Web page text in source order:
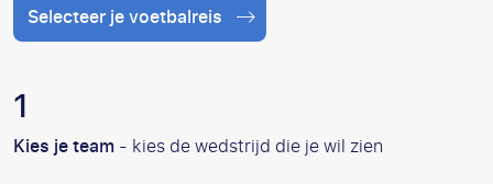
Selecteer je voetbalreis
Kies je team- kies de wedstrijd die je wil zien